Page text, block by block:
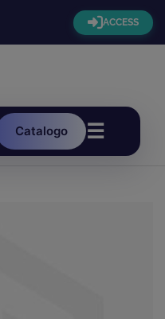
ACCESS
Catalogo ☰